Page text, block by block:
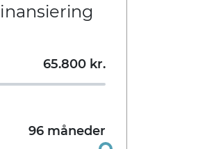
65.800kr.
96måneder